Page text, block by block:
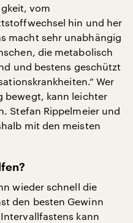
vom
hin und her
macht sehr unabhängig
die metabolisch
und bestens geschützt
Wer
bewegt, kann leichter
Stefan Rippelmeier und
mit den meisten
wieder schnell die
den besten Gewinn
kann